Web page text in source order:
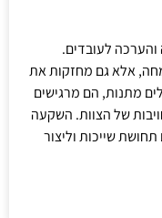
לעובדים.
אלא גם מחזקות את
מתנות, הם מרגישים
של הצוות. השקעה
שייכות וליצור